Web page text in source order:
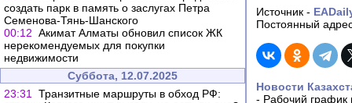
создать парк в память о заслугах Петра
Семенова-Тянь-Шанского
00:12 Акимат Алматы обновил список ЖК
нерекомендуемых для покупки
недвижимости
Суббота, 12.07.2025
23:31
Транзитные маршруты в обход РФ:
Источник -
Постоянный
Новости
- Рабочий график